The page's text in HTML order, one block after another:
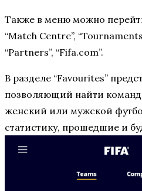
Также в меню можно
“Match Centre”,
“Partners”, “Fifa.com”.
В разделе “Favourites”
позволяющий найти
женский или мужской
статистику, прошедшие и